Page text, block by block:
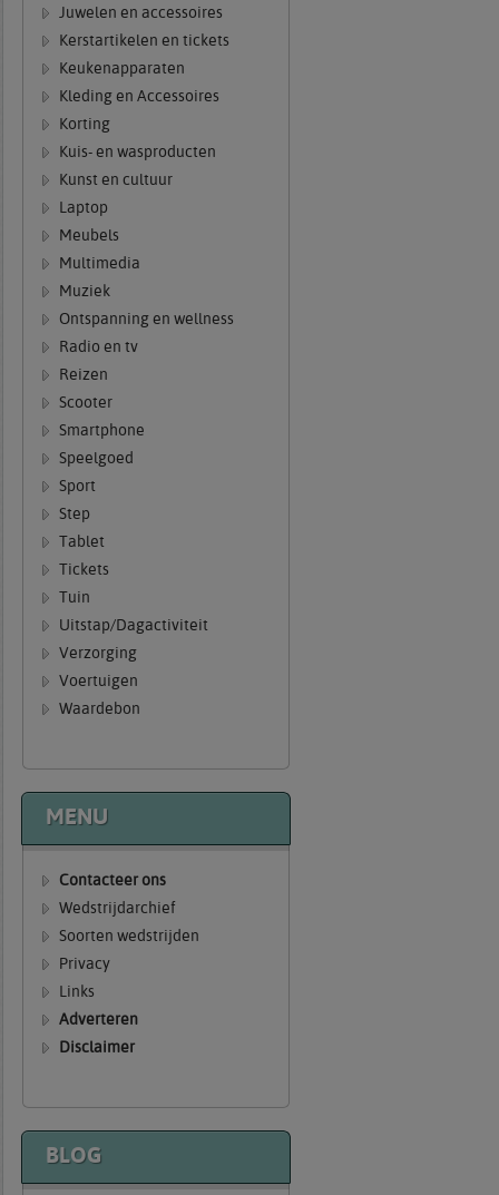
Juwelen en accessoires
Kerstartikelen en tickets
Keukenapparaten
Kleding en Accessoires
Korting
Kuis- en wasproducten
Kunst en cultuur
Laptop
Meubels
Multimedia
Muziek
Ontspanning en wellness
Radio en tv
Reizen
Scooter
Smartphone
Speelgoed
Sport
Step
Tablet
Tickets
Tuin
Uitstap/Dagactiviteit
Verzorging
Voertuigen
Waardebon
MENU
Contacteer ons
Wedstrijdarchief
Soorten wedstrijden
Privacy
Links
Adverteren
Disclaimer
BLOG